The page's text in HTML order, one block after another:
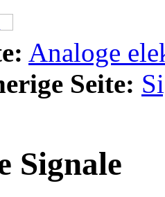
Analoge
Seite:
Signale